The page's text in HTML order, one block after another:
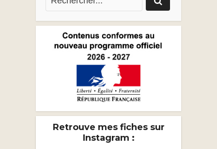
Retrouve mes fiches sur
Instagram :